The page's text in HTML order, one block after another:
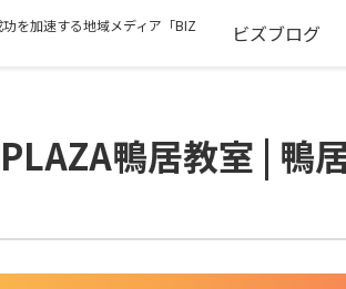
を加速する地域メディア「BIZ
ビズブログ
鴨居教室 | 鴨